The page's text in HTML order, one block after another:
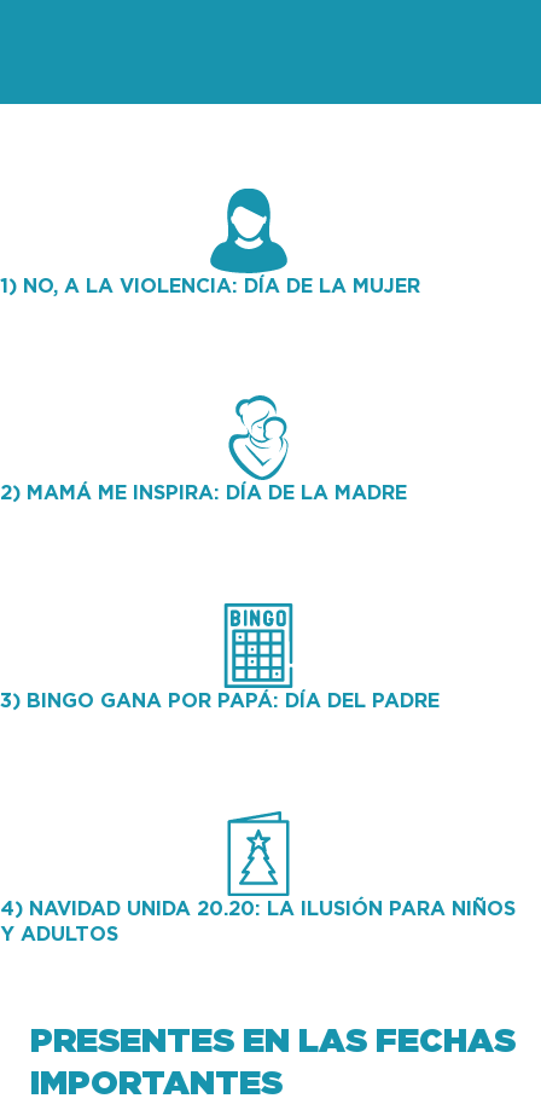
1) NO, A LA VIOLENCIA: DÍA DE LA MUJER
2) MAMÁ ME INSPIRA: DÍA DE LA MADRE
3) BINGO GANA POR PAPÁ: DÍA DEL PADRE
4) NAVIDAD UNIDA 20.20: LA ILUSIÓN PARA NIÑOS
Y ADULTOS
PRESENTES EN LAS FECHAS
IMPORTANTES